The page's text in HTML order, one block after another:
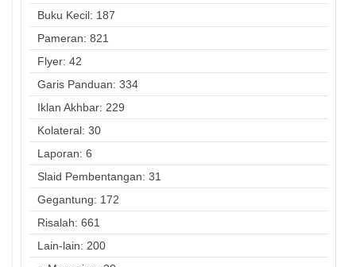
Buku Kecil: 187
Pameran: 821
Flyer: 42
Garis Panduan: 334
Iklan Akhbar: 229
Kolateral: 30
Laporan: 6
Slaid Pembentangan: 31
Gegantung: 172
Risalah: 661
Lain-lain: 200